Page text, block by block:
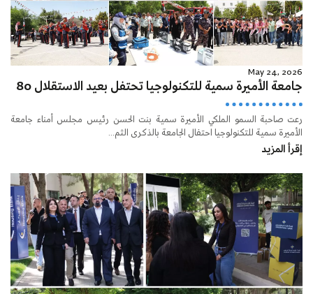
May 24, 2026
جامعة الأميرة سمية للتكنولوجيا تحتفل بعيد الاستقلال 80
رعت صاحبة السمو الملكي الأميرة سمية بنت الحسن رئيس مجلس أمناء جامعة
الأميرة سمية للتكنولوجيا احتفال الجامعة بالذكرى الثم...
إقرأ المزيد